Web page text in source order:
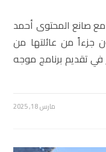
صانع المحتوى أحمد
جزءاً من عائلتها من
في تقديم برنامج موجه
مارس 18, 2025